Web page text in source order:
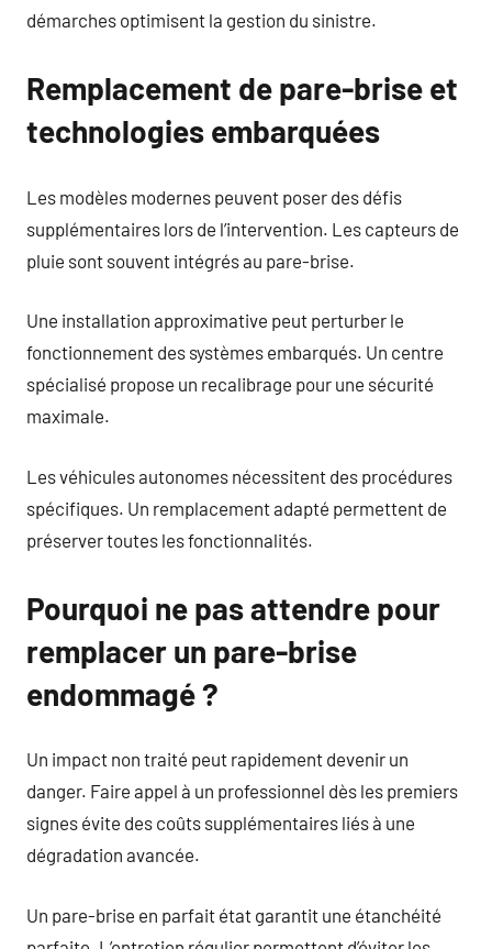
démarches optimisent la gestion du sinistre.
Remplacement de pare-brise et
technologies embarquées
Les modèles modernes peuvent poser des défis
supplémentaires lors de l’intervention. Les capteurs de
pluie sont souvent intégrés au pare-brise.
Une installation approximative peut perturber le
fonctionnement des systèmes embarqués. Un centre
spécialisé propose un recalibrage pour une sécurité
maximale.
Les véhicules autonomes nécessitent des procédures
spécifiques. Un remplacement adapté permettent de
préserver toutes les fonctionnalités.
Pourquoi ne pas attendre pour
remplacer un pare-brise
endommagé ?
Un impact non traité peut rapidement devenir un
danger. Faire appel à un professionnel dès les premiers
signes évite des coûts supplémentaires liés à une
dégradation avancée.
Un pare-brise en parfait état garantit une étanchéité